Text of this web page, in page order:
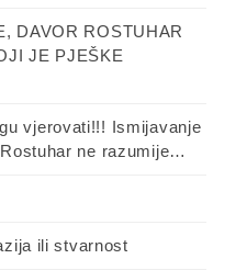
DAVOR ROSTUHAR
JE PJEŠKE
vjerovati!!! Ismijavanje
ne razumije…
ili stvarnost